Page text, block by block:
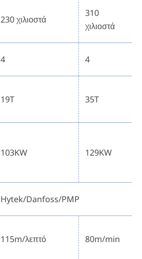
230 χιλιοστά
310
χιλιοστά
4 4
19T 35T
103KW 129KW
Hytek/Danfoss/PMP
115m/λεπτό 80m/min